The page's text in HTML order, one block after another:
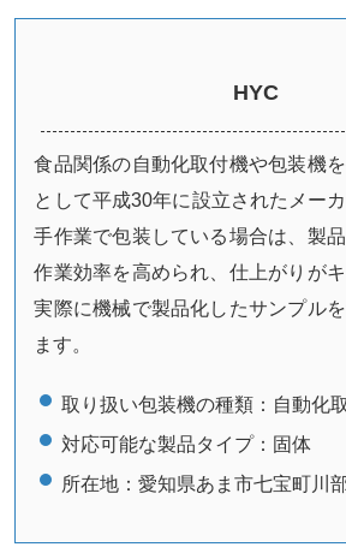
HYC
食品関係の自動化取付機や包装機
として平成30年に設立されたメー
手作業で包装している場合は、製
作業効率を高められ、仕上がりがキ
実際に機械で製品化したサンプル
ます。
取り扱い包装機の種類： 自動化
対応可能な製品タイプ： 固体
所在地： 愛知県あま市七宝町川